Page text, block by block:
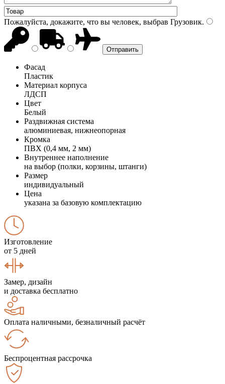
Пожалуйста, докажите, что вы человек, выбрав Грузовик.
Фасад
Пластик
Материал корпуса
ЛДСП
Цвет
Белый
Раздвижная система
алюминиевая, нижнеопорная
Кромка
ПВХ (0,4 мм, 2 мм)
Внутреннее наполнение
на выбор (полки, корзины, штанги)
Размер
индивидуальный
Цена
указана за базовую комплектацию
Изготовление
от 5 дней
Замер, дизайн
и доставка бесплатно
Оплата наличными, безналичный расчёт
Беспроцентная рассрочка